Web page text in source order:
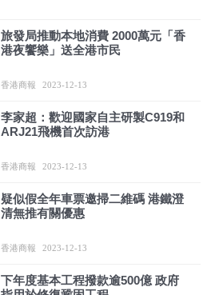
旅發局推動本地消費 2000萬元「香
港夜饗樂」送全港市民
香港商報 2023-12-13
李家超：歡迎國家自主研製C919和
ARJ21飛機首次訪港
香港商報 2023-12-13
疑似假全年車票邀掃二維碼 港鐵澄
清無推有關優惠
香港商報 2023-12-13
下年度基本工程撥款逾500億 政府